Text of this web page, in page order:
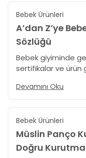
Bebek Ürünleri
A’dan Z’ye
Sözlüğü
Bebek giyiminde
sertifikalar ve ürün
yapmak isteyen
referans içerik.
Devamını Oku
Bebek Ürünleri
Müslin Panço
Doğru